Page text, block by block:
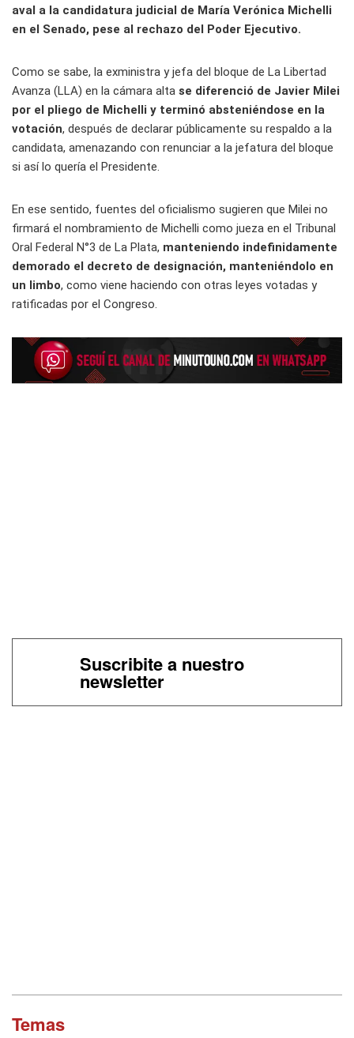
aval a la candidatura judicial de María Verónica Michelli
en el Senado, pese al rechazo del Poder Ejecutivo.
Como se sabe, la exministra y jefa del bloque de La Libertad
Avanza (LLA) en la cámara alta se diferenció de Javier Milei
por el pliego de Michelli y terminó absteniéndose en la
votación, después de declarar públicamente su respaldo a la
candidata, amenazando con renunciar a la jefatura del bloque
si así lo quería el Presidente.
En ese sentido, fuentes del oficialismo sugieren que Milei no
firmará el nombramiento de Michelli como jueza en el Tribunal
Oral Federal N°3 de La Plata, manteniendo indefinidamente
demorado el decreto de designación, manteniéndolo en
un limbo, como viene haciendo con otras leyes votadas y
ratificadas por el Congreso.
Suscribite a nuestro
newsletter
Temas